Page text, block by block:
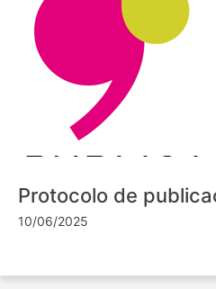
Protocolo de
10/06/2025